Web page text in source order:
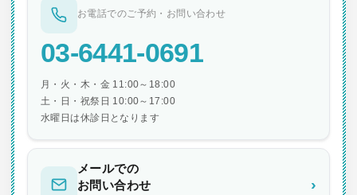
お電話でのご予約・お問い合わせ
03-6441-0691
月・火・木・金 11:00～18:00
土・日・祝祭日 10:00～17:00
水曜日は休診日となります
メールでの
お問い合わせ
›